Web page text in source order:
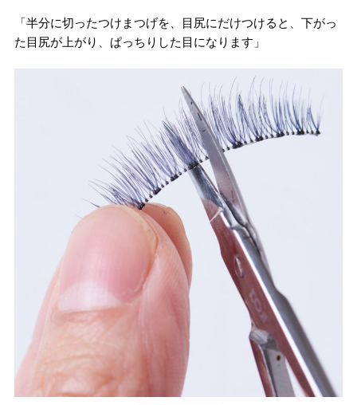
「半分に切ったつけまつげを、目尻にだけつけると、下がっ
た目尻が上がり、ぱっちりした目になります」